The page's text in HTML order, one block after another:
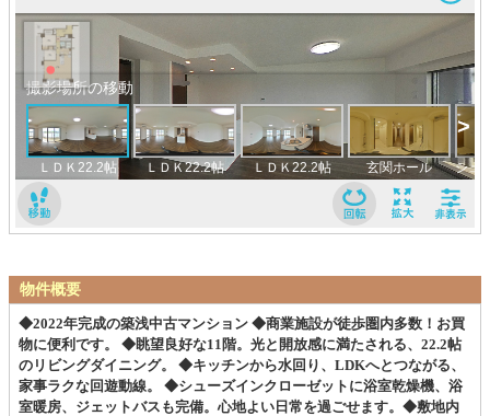
物件概要
◆2022年完成の築浅中古マンション ◆商業施設が徒歩圏内多数！お買
物に便利です。 ◆眺望良好な11階。光と開放感に満たされる、22.2帖
のリビングダイニング。 ◆キッチンから水回り、LDKへとつながる、
家事ラクな回遊動線。 ◆シューズインクローゼットに浴室乾燥機、浴
室暖房、ジェットバスも完備。心地よい日常を過ごせます。◆敷地内